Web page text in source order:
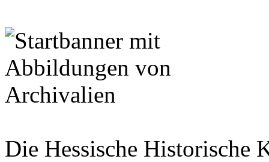
Die Hessische Historische